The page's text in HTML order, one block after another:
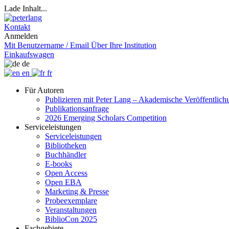
Lade Inhalt...
Kontakt
Anmelden
Mit Benutzername / Email Über Ihre Institution
Einkaufswagen
de
en
fr
Für Autoren
Publizieren mit Peter Lang – Akademische
Publikationsanfrage
2026 Emerging Scholars Competition
Serviceleistungen
Serviceleistungen
Bibliotheken
Buchhändler
E-books
Open Access
Open EBA
Marketing & Presse
Probeexemplare
Veranstaltungen
BiblioCon 2025